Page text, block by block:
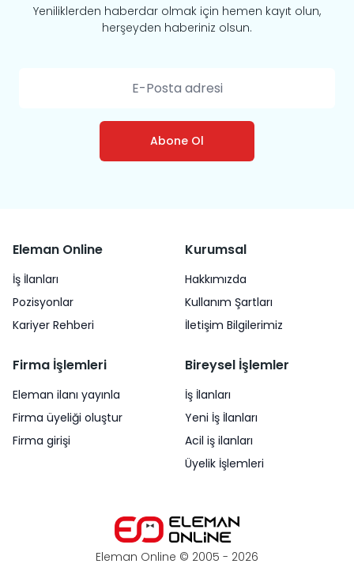
Yeniliklerden haberdar olmak için hemen kayıt olun,
herşeyden haberiniz olsun.
Abone Ol
Eleman Online © 2005 - 2026
Eleman Online
İş İlanları
Pozisyonlar
Kariyer Rehberi
Kurumsal
Hakkımızda
Kullanım Şartları
İletişim Bilgilerimiz
Firma İşlemleri
Eleman ilanı yayınla
Firma üyeliği oluştur
Firma girişi
Bireysel İşlemler
İş İlanları
Yeni İş İlanları
Acil iş ilanları
Üyelik İşlemleri